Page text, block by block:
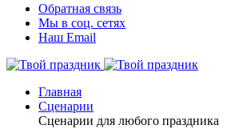
Обратная связь
Мы в соц. сетях
Наш Email
Главная
Сценарии
Сценарии для любого праздника